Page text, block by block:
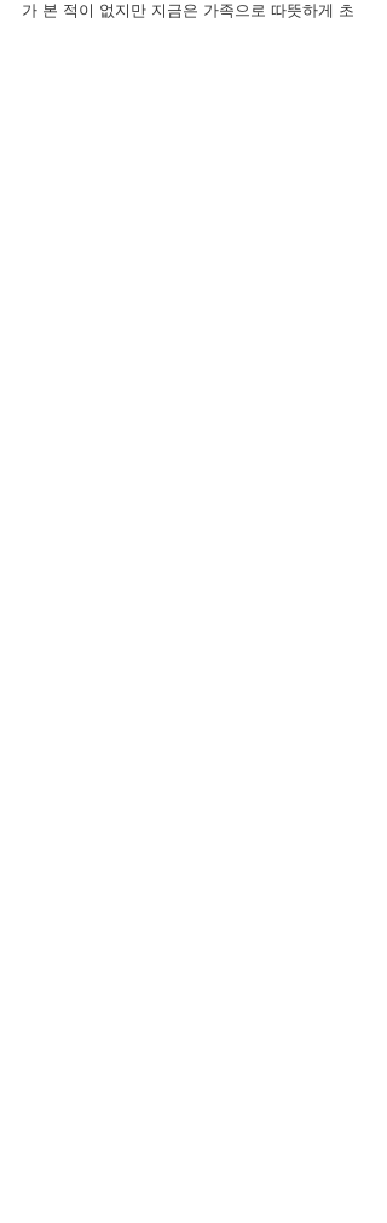
가 본 적이 없지만 지금은 가족으로 따뜻하게 초